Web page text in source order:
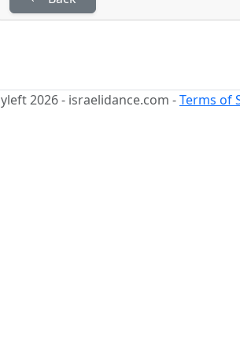
2026 - israelidance.com -Terms of